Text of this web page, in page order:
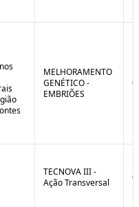
MELHORAMENTO
GENÉTICO -
EMBRIÕES
TECNOVA III -
Ação Transversal